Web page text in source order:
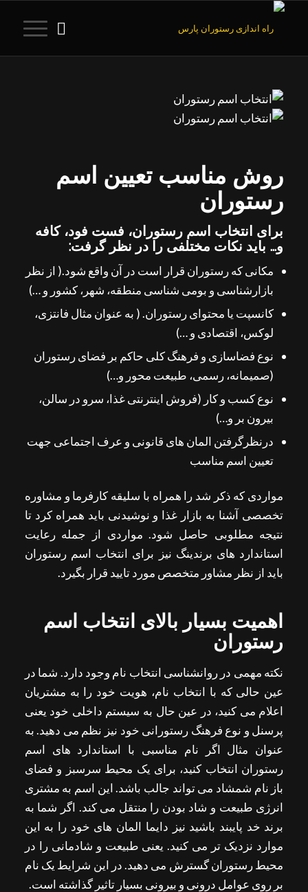
روش مناسب تعیین اسم
رستوران
برای انتخاب اسم رستوران، فست فود، کافه
و… باید نکات مختلفی را در نظر گرفت:
مکانی که رستوران قرار است در آن واقع شود.( از نظر
بازارشناسی و بومی شناسی منطقه، شهر، کشور و …)
کانسپت یا محتوای رستوران. ( به عنوان مثال فانتزی،
لوکس، اقتصادی و …)
نوع فضاسازی و فرهنگ کلی حاکم بر فضای رستوران
(صمیمانه، رسمی، طبیعت محور و…)
نوع کسب و کار (فروش اینترنتی غذا، سرو در سالن،
بیرون بر و…)
درنظرگرفتن المان های قانونی و عرف اجتماعی جهت
تعیین اسم مناسب
مواردی که ذکر شد را همراه با سلیقه کارفرما و مشاوره
تخصصی آشنا به بازار غذا و نوشیدنی باید همراه کرد تا
نتیجه مطلوبی حاصل شود. مواردی از جمله رعایت
استاندارد های برندینگ نیز برای انتخاب اسم رستوران
باید از نظر مشاور متخصص مورد تایید قرار بگیرد.
اهمیت بسیار بالای انتخاب اسم
رستوران
نکته مهمی در روانشناسی انتخاب نام وجود دارد. شما در
عین حالی که با انتخاب نام، هویت خود را به مشتریان
اعلام می کنید، در عین حال به سیستم داخلی خود یعنی
پرسنل و نوع فرهنگ رستورانی خود نیز نظم می دهید. به
عنوان مثال اگر نام مناسبی با استاندارد های اسم
رستوران انتخاب کنید، برای یک محیط سرسبز و فضای
باز نام شمشاد می تواند جالب باشد. این اسم به مشتری
انرژی طبیعت و شاد بودن را منتقل می کند. اگر شما به
برند خد پایبند باشید نیز دایما المان های خود را به این
موارد نزدیک تر می کنید. یعنی طبیعت و شادمانی را در
محیط رستوران گسترش می دهید. در این شرایط یک نام
بر روی عوامل درونی و بیرونی بسیار تاثیر گذاشته است.